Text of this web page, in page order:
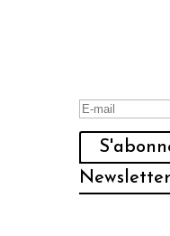
Newsletter